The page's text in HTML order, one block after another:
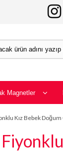
Magnetler
Kız Bebek